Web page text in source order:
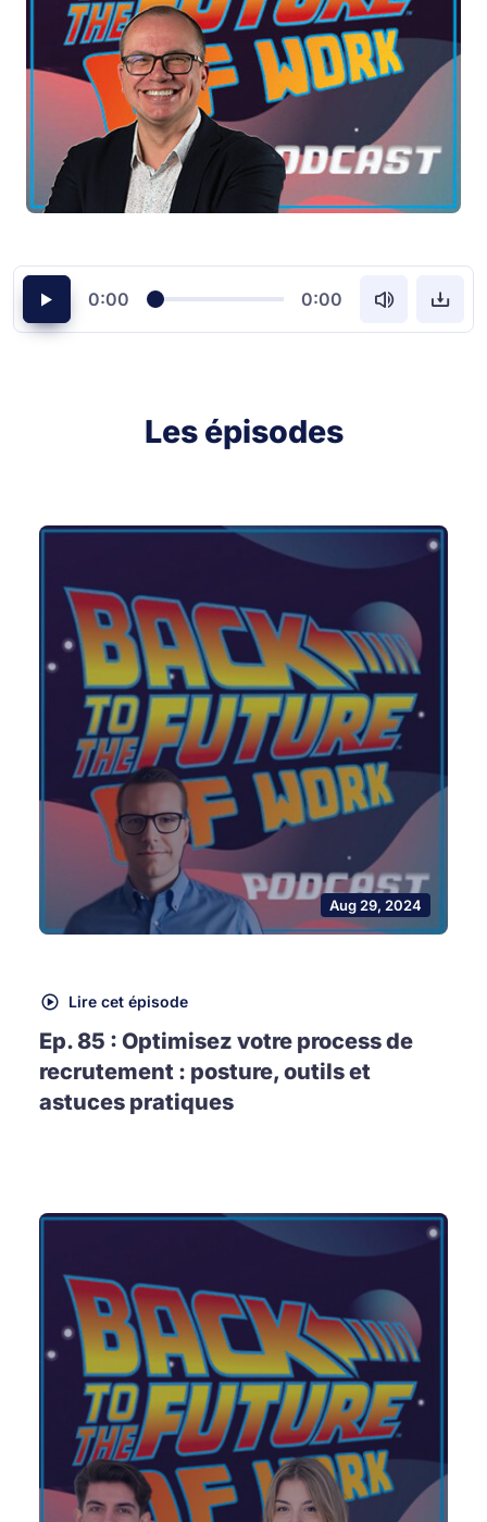
0:00 0:00
Les épisodes
Aug 29, 2024
Lire cet épisode
Ep. 85 : Optimisez votre process de
recrutement : posture, outils et
astuces pratiques